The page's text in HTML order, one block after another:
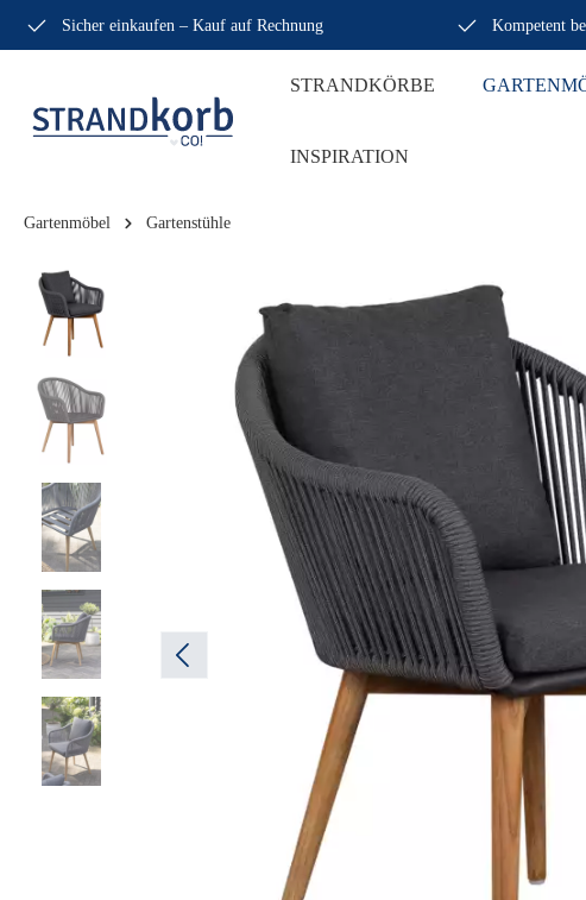
Sicher einkaufen – Kauf auf Rechnung Kompetent
STRANDKÖRBE
INSPIRATION
Gartenmöbel Gartenstühle